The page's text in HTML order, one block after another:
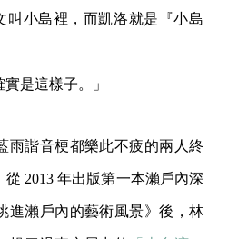
叫小島裡，而凱洛就是『小島
是這樣子。」
雨諧音梗都樂此不疲的兩人終
2013 年出版第一本瀨戶內深
進瀨戶內的藝術風景》後，林